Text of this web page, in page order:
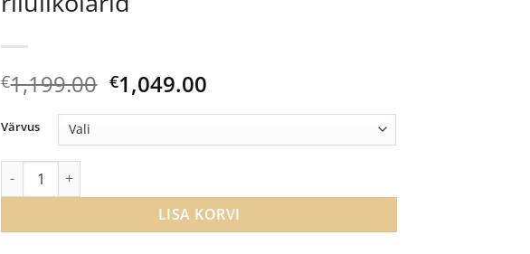
€1,199.00 Algne
hind
€1,199.00.
€1,049.00Current
€1,049.00.
Värvus
Wharfedale Super Denton suured riiulikõlarid kogus
LISA KORVI